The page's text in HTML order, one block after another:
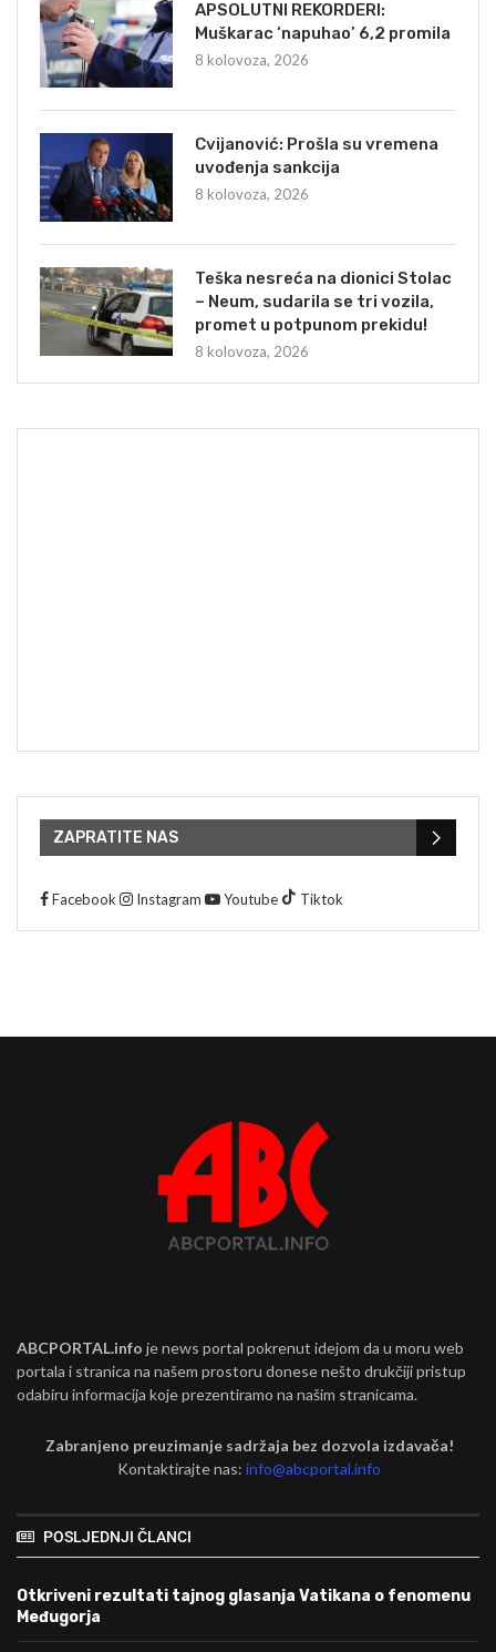
APSOLUTNI REKORDERI:
Muškarac ‘napuhao’ 6,2 promila
8 kolovoza, 2026
Cvijanović: Prošla su vremena
uvođenja sankcija
8 kolovoza, 2026
Teška nesreća na dionici Stolac
– Neum, sudarila se tri vozila,
promet u potpunom prekidu!
8 kolovoza, 2026
ZAPRATITE NAS
Facebook Instagram Youtube Tiktok
ABCPORTAL.info je news portal pokrenut idejom da u moru web
portala i stranica na našem prostoru donese nešto drukčiji pristup
odabiru informacija koje prezentiramo na našim stranicama.
Zabranjeno preuzimanje sadržaja bez dozvola izdavača!
Kontaktirajte nas:info@abcportal.info
POSLJEDNJI ČLANCI
Otkriveni rezultati tajnog glasanja Vatikana o fenomenu
Međugorja